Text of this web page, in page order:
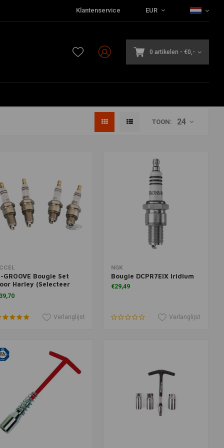
Klantenservice EUR
0 artikelen - €0,-
TOON: 24
aan winkelwagen
GROOVE Bougie Set
Harley (Selecteer
Verlanglijst
Toevoegen aan winkelwagen
NGK
Bougie DCPR7EIX Iridium
€29,49
Verlanglijst